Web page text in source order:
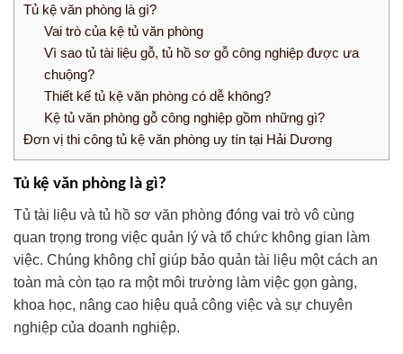
Tủ kệ văn phòng là gì?
Vai trò của kệ tủ văn phòng
Vì sao tủ tài liệu gỗ, tủ hồ sơ gỗ công nghiệp được ưa
chuộng?
Thiết kế tủ kệ văn phòng có dễ không?
Kệ tủ văn phòng gỗ công nghiệp gồm những gì?
Đơn vị thi công tủ kệ văn phòng uy tín tại Hải Dương
Tủ kệ văn phòng là gì?
Tủ tài liệu và tủ hồ sơ văn phòng đóng vai trò vô cùng
quan trọng trong việc quản lý và tổ chức không gian làm
việc. Chúng không chỉ giúp bảo quản tài liệu một cách an
toàn mà còn tạo ra một môi trường làm việc gọn gàng,
khoa học, nâng cao hiệu quả công việc và sự chuyên
nghiệp của doanh nghiệp.